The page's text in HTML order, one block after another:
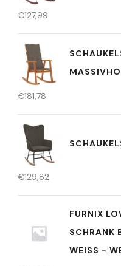
€127,99
€181,78
€129,82
FURNIX
SCHRANK
WEISS -